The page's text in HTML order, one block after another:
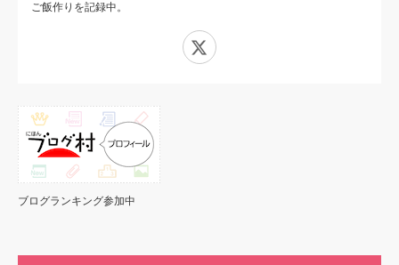
ご飯作りを記録中。
ブログランキング参加中